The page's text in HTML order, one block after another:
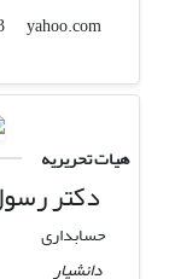
hemmati_h433
yahoo.com
هیات تحریریه
دکتر
حسابداری
دانشیار